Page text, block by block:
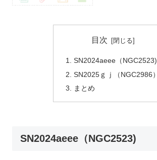
目次
SN2024aeee（NGC2523)
SN2025ｇｊ（NGC2986）
まとめ
SN2024aeee（NGC2523)